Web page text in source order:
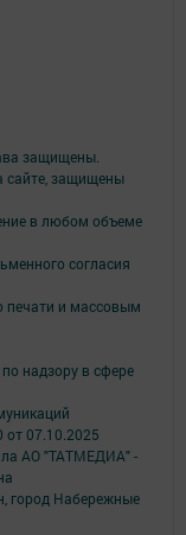
защищены.
защищены
в любом объеме
согласия
печати и массовым
надзору в сфере
07.10.2025
АО "ТАТМЕДИА" -
город Набережные